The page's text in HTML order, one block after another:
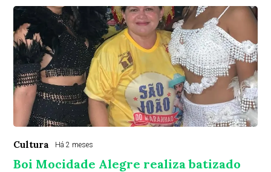
Cultura Há 2 meses
Boi Mocidade Alegre realiza batizado